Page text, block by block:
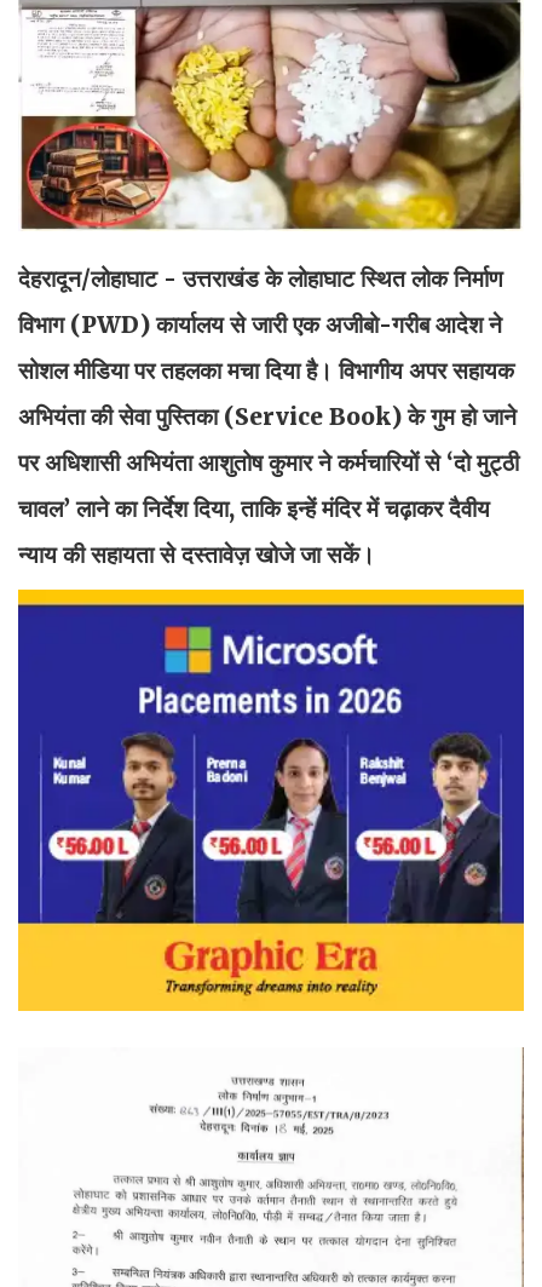
देहरादून/लोहाघाट - उत्तराखंड के लोहाघाट स्थित लोक निर्माण
विभाग (PWD) कार्यालय से जारी एक अजीबो-गरीब आदेश ने
सोशल मीडिया पर तहलका मचा दिया है। विभागीय अपर सहायक
अभियंता की सेवा पुस्तिका (Service Book) के गुम हो जाने
पर अधिशासी अभियंता आशुतोष कुमार ने कर्मचारियों से ‘दो मुट्ठी
चावल’ लाने का निर्देश दिया, ताकि इन्हें मंदिर में चढ़ाकर दैवीय
न्याय की सहायता से दस्तावेज़ खोजे जा सकें।